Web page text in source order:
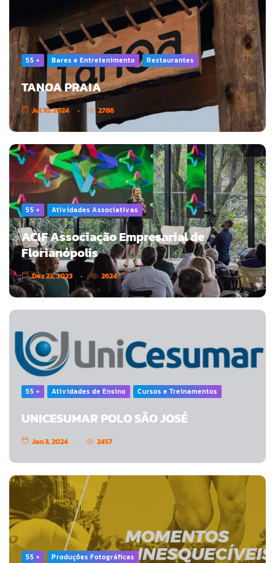
55 + Bares e Entretenimento Restaurantes
TANOA PRAIA
Jul 10, 2024 2786
55 + Atividades Associativas
ACIF Associação Empresarial de
Florianópolis
Dez 22, 2023 2624
55 + Atividades de Ensino Cursos e Treinamentos
UNICESUMAR POLO SÃO JOSÉ
Jan 3, 2024 2457
55 + Produções Fotográficas